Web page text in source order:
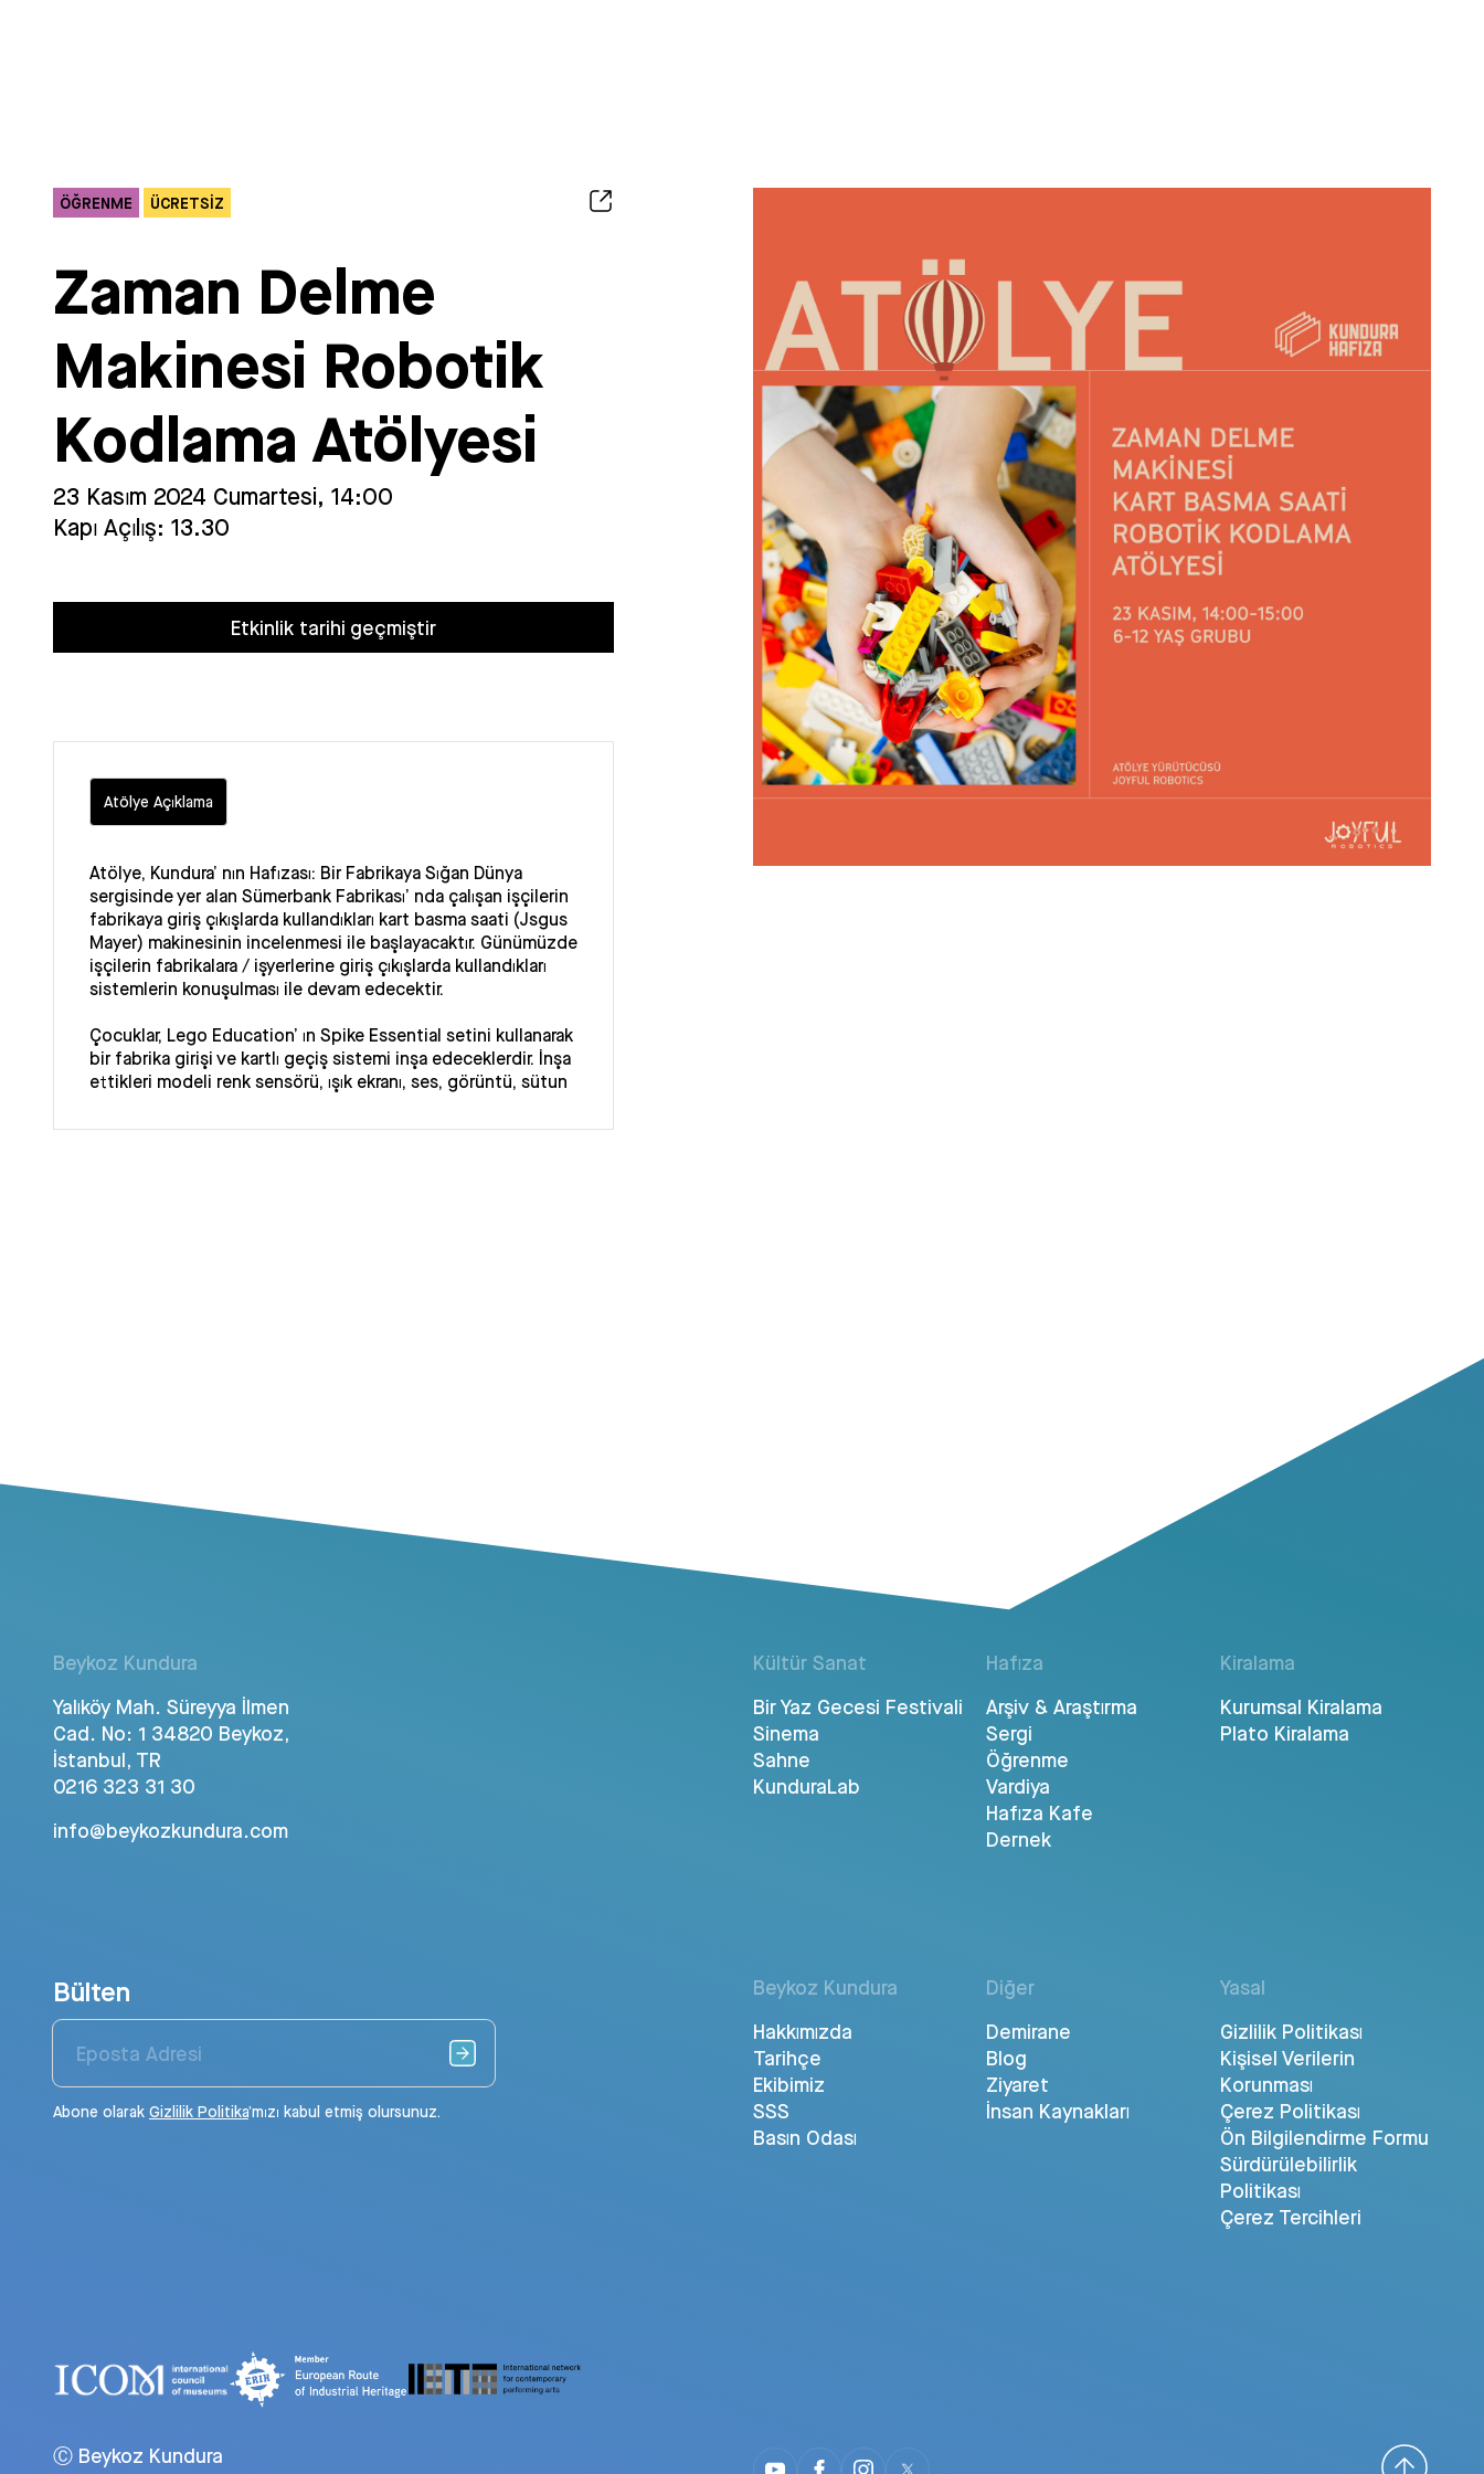
ÖĞRENME ÜCRETSIZ
Zaman Delme
Makinesi Robotik
Kodlama Atölyesi
23 Kasım 2024 Cumartesi, 14:00
Kapı Açılış: 13.30
Etkinlik tarihi geçmiştir
Atölye Açıklama
Atölye, Kundura’ nın Hafızası: Bir Fabrikaya Sığan Dünya
sergisinde yer alan Sümerbank Fabrikası’ nda çalışan işçilerin
fabrikaya giriş çıkışlarda kullandıkları kart basma saati (Jsgus
Mayer) makinesinin incelenmesi ile başlayacaktır. Günümüzde
işçilerin fabrikalara / işyerlerine giriş çıkışlarda kullandıkları
sistemlerin konuşulması ile devam edecektir.
Çocuklar, Lego Education’ ın Spike Essential setini kullanarak
bir fabrika girişi ve kartlı geçiş sistemi inşa edeceklerdir. İnşa
ettikleri modeli renk sensörü, ışık ekranı, ses, görüntü, sütun
Beykoz Kundura
Yalıköy Mah. Süreyya İlmen
Cad. No: 1 34820 Beykoz,
İstanbul, TR
0216 323 31 30
info@beykozkundura.com
Kültür Sanat
Bir Yaz Gecesi Festivali
Sinema
Sahne
KunduraLab
Hafıza
Arşiv & Araştırma
Sergi
Öğrenme
Vardiya
Hafıza Kafe
Dernek
Kiralama
Kurumsal Kiralama
Plato Kiralama
Bülten
Abone olarak Gizlilik Politika’mızı kabul etmiş olursunuz.
Beykoz Kundura
Hakkımızda
Tarihçe
Ekibimiz
SSS
Basın Odası
Diğer
Demirane
Blog
Ziyaret
İnsan Kaynakları
Yasal
Gizlilik Politikası
Kişisel Verilerin
Korunması
Çerez Politikası
Ön Bilgilendirme Formu
Sürdürülebilirlik
Politikası
Çerez Tercihleri
Ⓒ Beykoz Kundura